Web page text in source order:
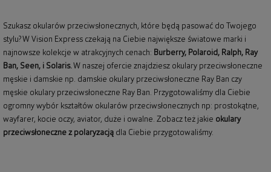
Szukasz okularów przeciwsłonecznych, które będą pasować do Twojego
stylu? W Vision Express czekają na Ciebie największe światowe marki i
najnowsze kolekcje w atrakcyjnych cenach: Burberry, Polaroid , Ralph, Ray
Ban, Seen, i Solaris. W naszej ofercie znajdziesz okulary przeciwsłoneczne
męskie i damskie np. damskie okulary przeciwsłoneczne Ray Ban czy
męskie okulary przeciwsłoneczne Ray Ban. Przygotowaliśmy dla Ciebie
ogromny wybór kształtów okularów przeciwsłonecznych np: prostokątne,
wayfarer, kocie oczy, aviator, duże i owalne. Zobacz też jakie okulary
przeciwsłoneczne z polaryzacją dla Ciebie przygotowaliśmy.